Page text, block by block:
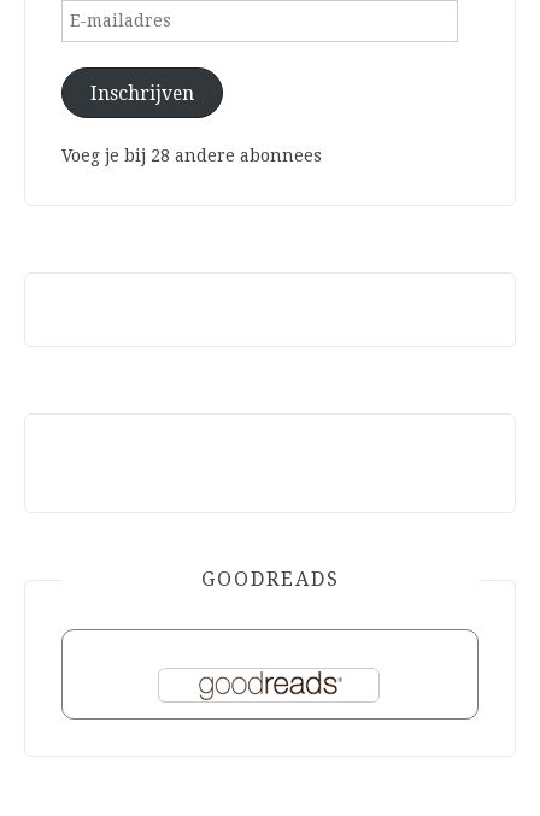
E-
Inschrijven
Voeg je bij 28 andere abonnees
GOODREADS